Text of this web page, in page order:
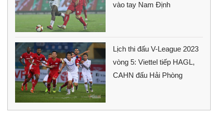
vào tay Nam Định
Lịch thi đấu V-League 2023
vòng 5: Viettel tiếp HAGL,
CAHN đấu Hải Phòng